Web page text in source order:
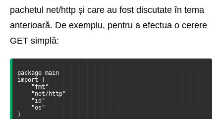
pachetul net/http și care au fost discutate în tema
anterioară. De exemplu, pentru a efectua o cerere
GET simplă:
package main
import (
"fmt"
"net/http"
"io"
"os"
)